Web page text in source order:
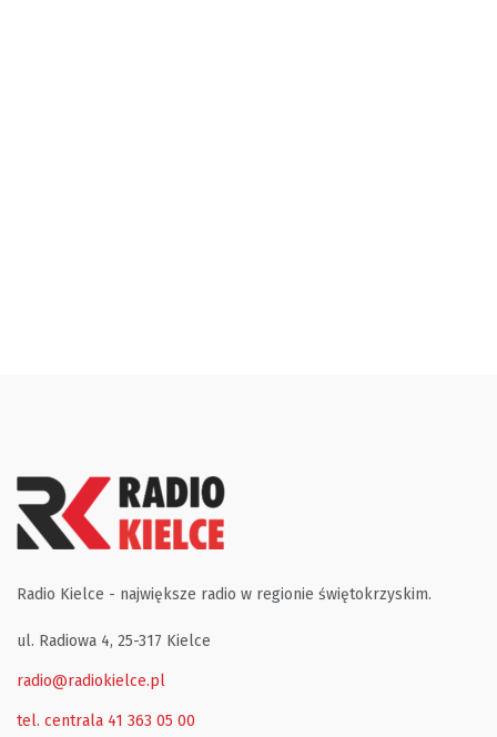
Radio Kielce - największe radio w regionie świętokrzyskim.
ul. Radiowa 4, 25-317 Kielce
radio@radiokielce.pl
tel. centrala 41 363 05 00